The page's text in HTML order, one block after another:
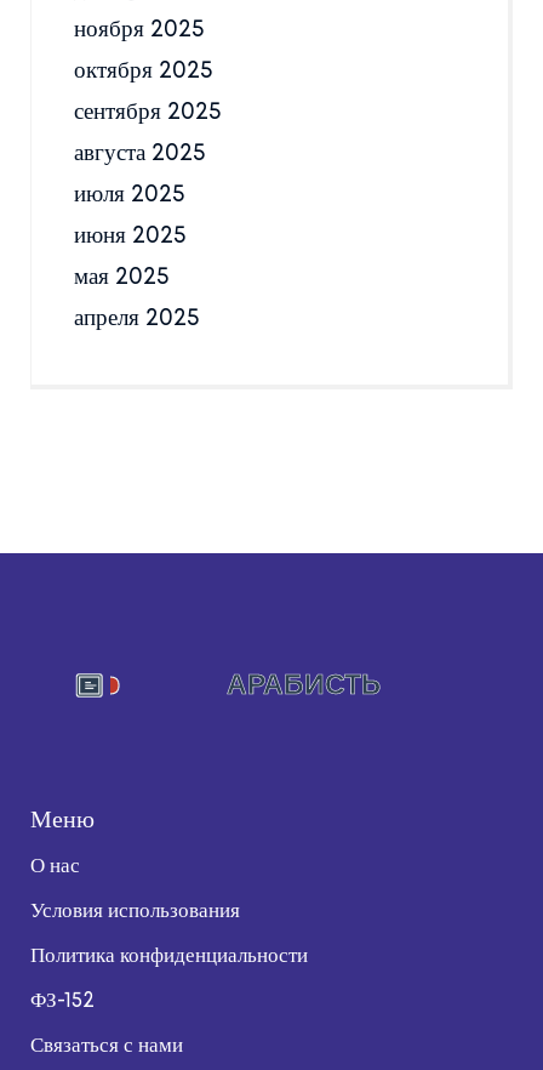
ноября 2025
октября 2025
сентября 2025
августа 2025
июля 2025
июня 2025
мая 2025
апреля 2025
Меню
О нас
Условия использования
Политика конфиденциальности
ФЗ-152
Связаться с нами